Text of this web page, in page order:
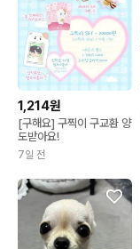
1,214원
[구해요] 구찍이 구교환 양
도받아요!
7일 전